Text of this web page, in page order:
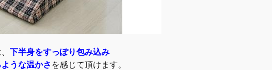
下半身をすっぽり包み込み
うな温かさ を感じて頂けます。